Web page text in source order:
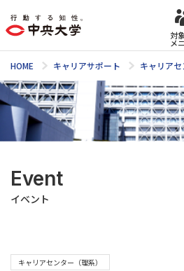
対
メ
HOME キャリアサポート キャリア
Event
イベント
キャリアセンター（理系）